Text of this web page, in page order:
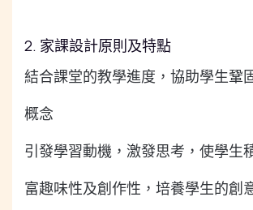
2. 家課設計原則及特點
結合課堂的教學進度，協助學生鞏
概念
引發學習動機，激發思考，使學生
富趣味性及創作性，培養學生的創